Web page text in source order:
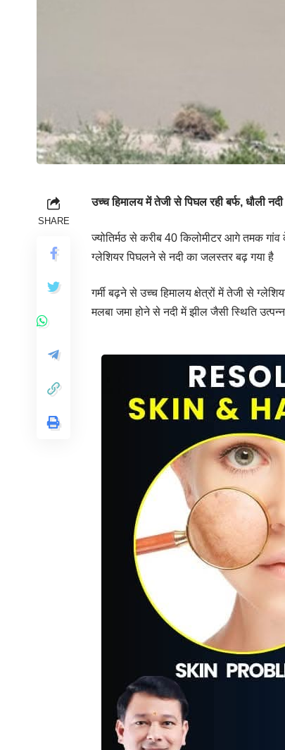
SHARE
उच्च हिमालय में तेजी से पिघल रही बर्फ, धौली
ज्योतिर्मठ से करीब 40 किलोमीटर आगे तमक गांव
ग्लेशियर पिघलने से नदी का जलस्तर बढ़ गया है
गर्मी बढ़ने से उच्च हिमालय क्षेत्रों में तेजी से
मलबा जमा होने से नदी में झील जैसी स्थिति उत्पन्न